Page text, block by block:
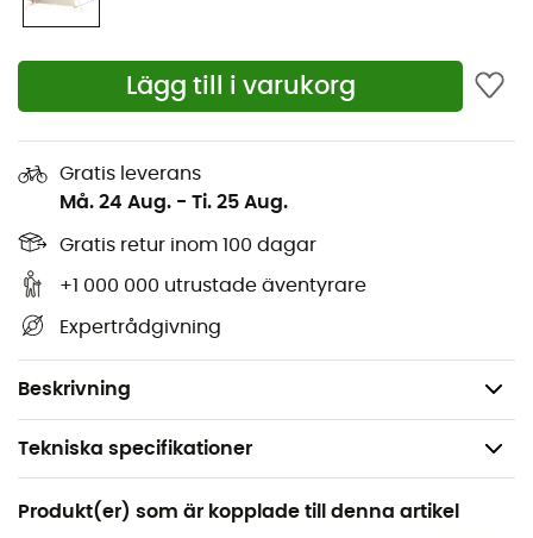
Lägg till i varukorg
Gratis leverans
Må. 24 Aug. - Ti. 25 Aug.
Gratis retur inom 100 dagar
+1 000 000 utrustade äventyrare
Expertrådgivning
Beskrivning
Ventilation sker genom en regnskyddad öppning.
Enkelt och snabbt att montera tack vare
färgkodade bågar eller bågelement och rör
Väldigt rymliga tält, idealiska för familjer och
grupper. Optimering av utrymme:
kupolkonstruktion som ger gott om plats i
rummen
Kontinuerlig ventilationsreglering från insidan via
fönster
Yttertält: 100% Polyester; 75 D Polyuretan
Schmerber: 3 000 mm
Tekniska specifikationer
Rekommenderad för
Camping
Produkt(er) som är kopplade till denna artikel